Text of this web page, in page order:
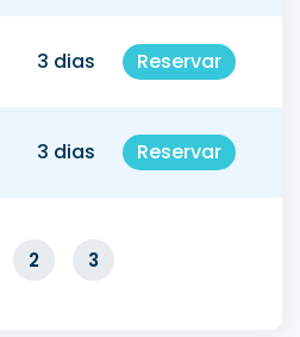
3 dias Reservar
3 dias Reservar
2 3